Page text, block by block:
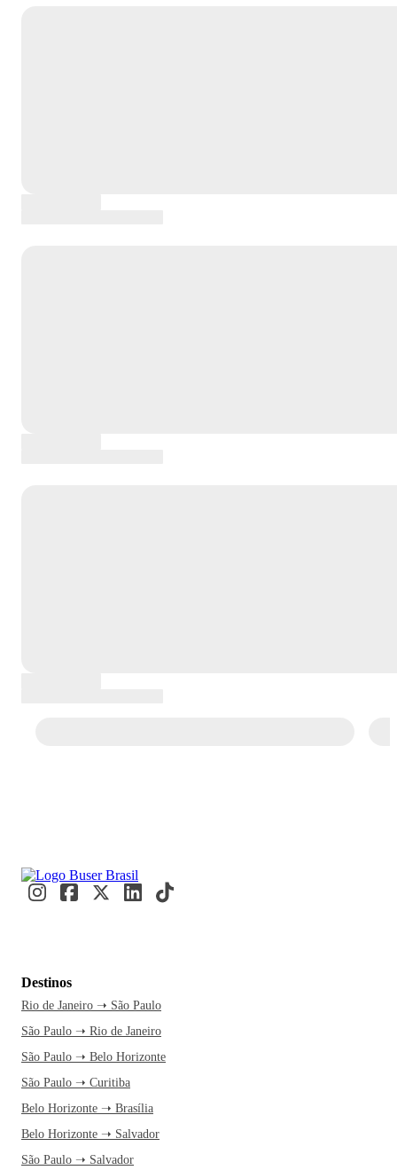
Destinos
Rio de Janeiro ➝ São Paulo
São Paulo ➝ Rio de Janeiro
São Paulo ➝ Belo Horizonte
São Paulo ➝ Curitiba
Belo Horizonte ➝ Brasília
Belo Horizonte ➝ Salvador
São Paulo ➝ Salvador